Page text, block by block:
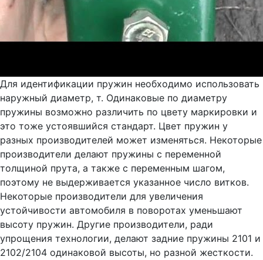
Для идентификации пружин необходимо использовать
наружный диаметр, т. Одинаковые по диаметру
пружины возможно различить по цвету маркировки и
это тоже устоявшийся стандарт. Цвет пружин у
разных производителей может изменяться. Некоторые
производители делают пружины с переменной
толщиной прута, а также с переменным шагом,
поэтому не выдерживается указанное число витков.
Некоторые производители для увеличения
устойчивости автомобиля в поворотах уменьшают
высоту пружин. Другие производители, ради
упрощения технологии, делают задние пружины 2101 и
2102/2104 одинаковой высоты, но разной жесткости.